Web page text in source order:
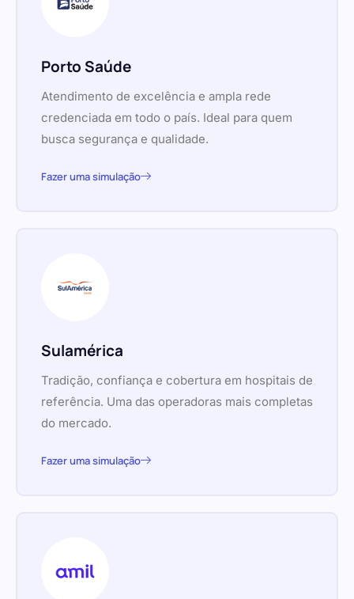
Porto Saúde
Atendimento de excelência e ampla rede
credenciada em todo o país. Ideal para quem
busca segurança e qualidade.
Fazer uma simulação
Sulamérica
Tradição, confiança e cobertura em hospitais de
referência. Uma das operadoras mais completas
do mercado.
Fazer uma simulação